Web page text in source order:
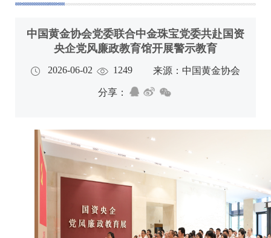
中国黄金协会党委联合中金珠宝党委共赴国资
央企党风廉政教育馆开展警示教育
2026-06-02 1249 来源：中国黄金协会
分享：